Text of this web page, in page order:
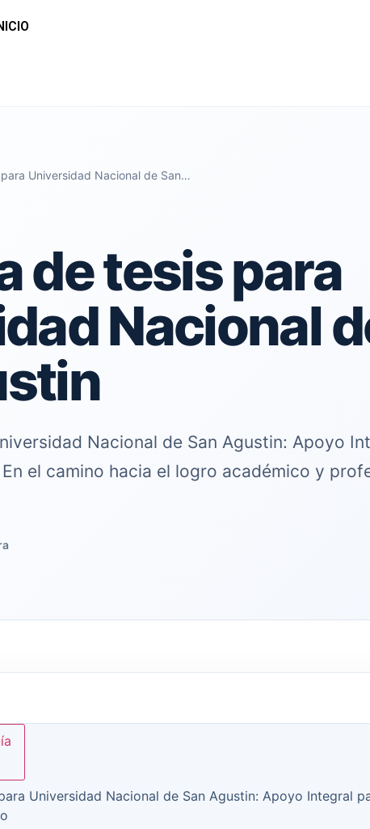
Universidad Nacional de San…
de tesis para
Nacional
Nacional de San Agustin: Apoyo
el camino hacia el logro académico y
Universidad Nacional de San Agustin: Apoyo Integral